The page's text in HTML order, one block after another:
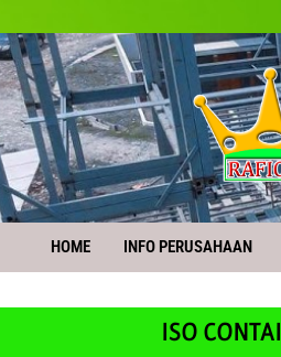
HOME INFO PERUSAHAAN
ISO